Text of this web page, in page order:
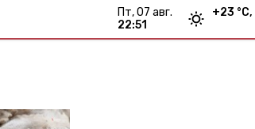
пт, 07 авг.
22:51
+23 °С,